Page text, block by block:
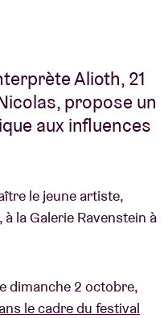
Alioth, 21
propose un
aux influences
le jeune artiste,
la Galerie Ravenstein à
dimanche 2 octobre,
le cadre du festival